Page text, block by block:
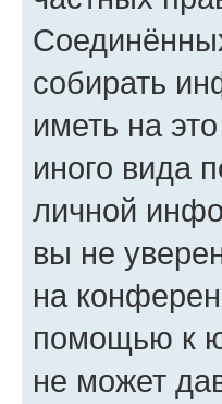
собирать
иметь на
иного вида
личной
вы не
на
помощью к
не может